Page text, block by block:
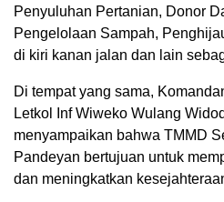
Penyuluhan Pertanian, Donor
Pengelolaan Sampah,
di kiri kanan jalan dan lain
Di tempat yang sama,
Letkol Inf Wiweko Wulang
menyampaikan bahwa TMMD
Pandeyan bertujuan untuk
dan meningkatkan